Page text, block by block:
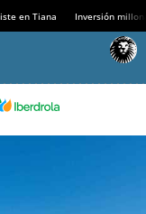
en Tiana Inversión